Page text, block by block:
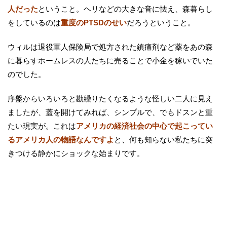
人だったということ。ヘリなどの大きな音に怯え、森暮らし
をしているのは重度のPTSDのせいだろうということ。
ウィルは退役軍人保険局で処方された鎮痛剤など薬をあの森
に暮らすホームレスの人たちに売ることで小金を稼いでいた
のでした。
序盤からいろいろと勘繰りたくなるような怪しい二人に見え
ましたが、蓋を開けてみれば、シンプルで、でもドスンと重
たい現実が。これはアメリカの経済社会の中心で起こってい
るアメリカ人の物語なんですよ と、何も知らない私たちに突
きつける静かにショックな始まりです。